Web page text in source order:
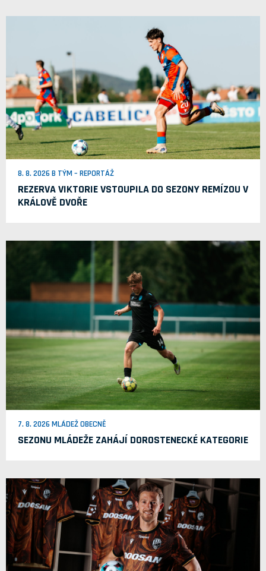
8. 8. 2026 B TÝM – REPORTÁŽ
REZERVA VIKTORIE VSTOUPILA DO SEZONY REMÍZOU V
KRÁLOVĚ DVOŘE
7. 8. 2026 MLÁDEŽ OBECNĚ
SEZONU MLÁDEŽE ZAHÁJÍ DOROSTENECKÉ KATEGORIE